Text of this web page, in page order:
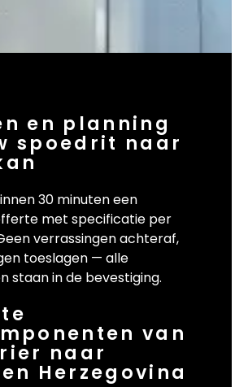
en planning
spoedrit naar
30 minuten een
met specificatie per
verrassingen achteraf,
toeslagen — alle
staan in de bevestiging.
van
naar
Herzegovina